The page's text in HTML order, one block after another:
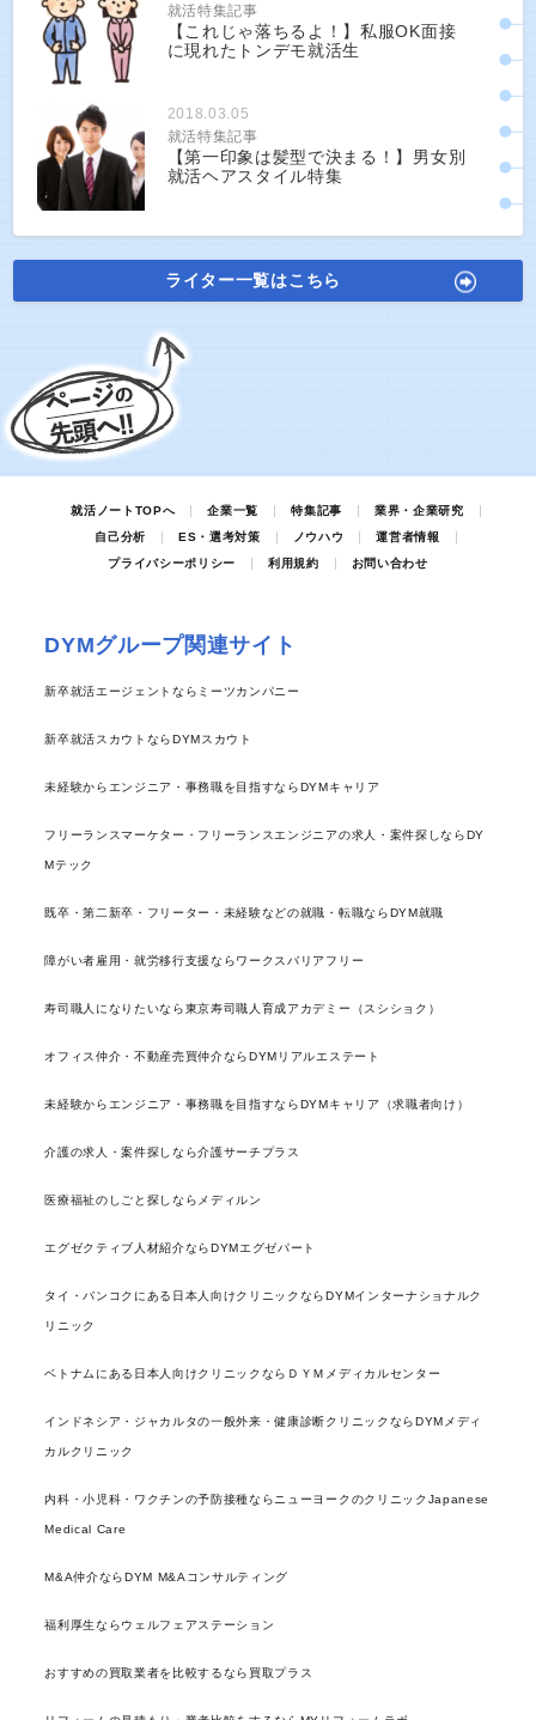
就活特集記事
【これじゃ落ちるよ！】私服OK面接
に現れたトンデモ就活生
2018.03.05
就活特集記事
【第一印象は髪型で決まる！】男女別
就活ヘアスタイル特集
ライター一覧はこちら
就活ノートTOPへ 企業一覧 特集記事
業界・企業研究
自己分析
ES・選考対策 ノウハウ
運営者情報
プライバシーポリシー
利用規約 お問い合わせ
DYMグループ関連サイト
新卒就活エージェントならミーツカンパニー
新卒就活スカウトならDYMスカウト
未経験からエンジニア・事務職を目指すならDYMキャリア
フリーランスマーケター・フリーランスエンジニアの求人・案件探しならDY
Mテック
既卒・第二新卒・フリーター・未経験などの就職・転職ならDYM就職
障がい者雇用・就労移行支援ならワークスバリアフリー
寿司職人になりたいなら東京寿司職人育成アカデミー（スシショク）
オフィス仲介・不動産売買仲介ならDYMリアルエステート
未経験からエンジニア・事務職を目指すならDYMキャリア（求職者向け）
介護の求人・案件探しなら介護サーチプラス
医療福祉のしごと探しならメディルン
エグゼクティブ人材紹介ならDYMエグゼパート
タイ・バンコクにある日本人向けクリニックならDYMインターナショナルク
リニック
ベトナムにある日本人向けクリニックならＤＹＭメディカルセンター
インドネシア・ジャカルタの一般外来・健康診断クリニックならDYMメディ
カルクリニック
内科・小児科・ワクチンの予防接種ならニューヨークのクリニックJapanese
Medical Care
M&A仲介ならDYM M&Aコンサルティング
福利厚生ならウェルフェアステーション
おすすめの買取業者を比較するなら買取プラス